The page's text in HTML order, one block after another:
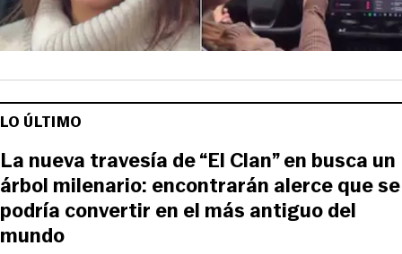
LO ÚLTIMO
La nueva travesía de “El Clan” en busca un
árbol milenario: encontrarán alerce que se
podría convertir en el más antiguo del
mundo